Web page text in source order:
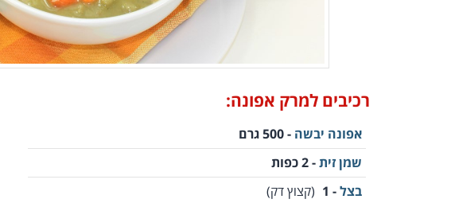
רכיבים למרק אפונה:
אפונה יבשה - 500 גרם
שמן זית- 2 כפות
בצל- 1
(קצוץ דק)